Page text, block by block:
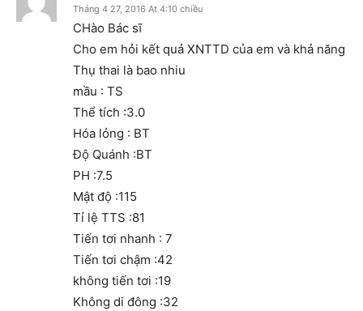
Tháng 4 27, 2016 At 4:10 chiều
CHào Bác sĩ
Cho em hỏi kết quả XNTTD của em và khả năng
Thụ thai là bao nhiu
mầu : TS
Thể tích :3.0
Hóa lỏng : BT
Độ Quánh :BT
PH :7.5
Mật độ :115
Tỉ lệ TTS :81
Tiến tơi nhanh : 7
Tiến tơi chậm :42
không tiến tơi :19
Không di đông :32